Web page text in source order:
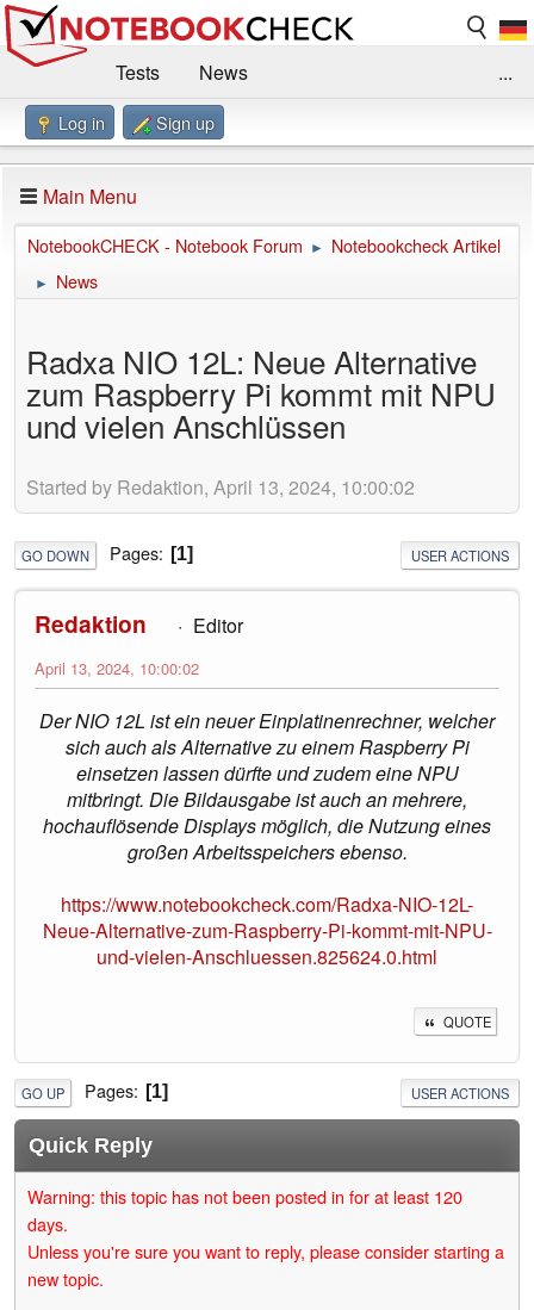
Tests
News
Benchmarks / Technik
Forum
Impressum
...
Log in Sign up
Main Menu
NotebookCHECK - Notebook Forum ► Notebookcheck Artikel
► News
Radxa NIO 12L: Neue Alternative
zum Raspberry Pi kommt mit NPU
und vielen Anschlüssen
Started by Redaktion, April 13, 2024, 10:00:02
GO DOWN Pages 1 USER ACTIONS
Redaktion Editor
April 13, 2024, 10:00:02
Der NIO 12L ist ein neuer Einplatinenrechner, welcher
sich auch als Alternative zu einem Raspberry Pi
einsetzen lassen dürfte und zudem eine NPU
mitbringt. Die Bildausgabe ist auch an mehrere,
hochauflösende Displays möglich, die Nutzung eines
großen Arbeitsspeichers ebenso.
https://www.notebookcheck.com/Radxa-NIO-12L-
Neue-Alternative-zum-Raspberry-Pi-kommt-mit-NPU-
und-vielen-Anschluessen.825624.0.html
QUOTE
GO UP Pages 1 USER ACTIONS
Quick Reply
Warning: this topic has not been posted in for at least 120
days.
Unless you're sure you want to reply, please consider starting a
new topic.